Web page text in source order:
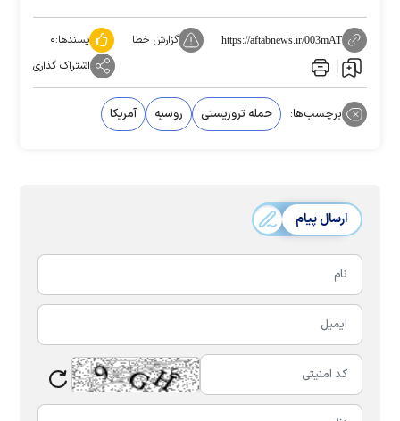
https://aftabnews.ir/003mAT گزارش خطا پسندها:۰
اشتراک گذاری
برچسب‌ها: حمله تروریستی روسیه آمریکا
ارسال پیام